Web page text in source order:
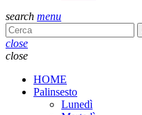
search menu
close
close
HOME
Palinsesto
Lunedì